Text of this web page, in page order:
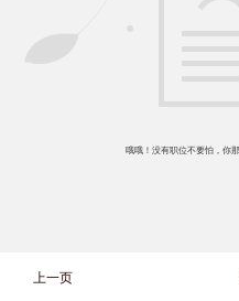
哦哦！没有职位不要怕，你
上一页